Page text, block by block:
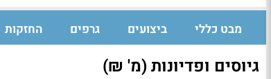
מבט כללי ביצועים גרפים החזקות
גיוסים ופדיונות (מ' ₪)